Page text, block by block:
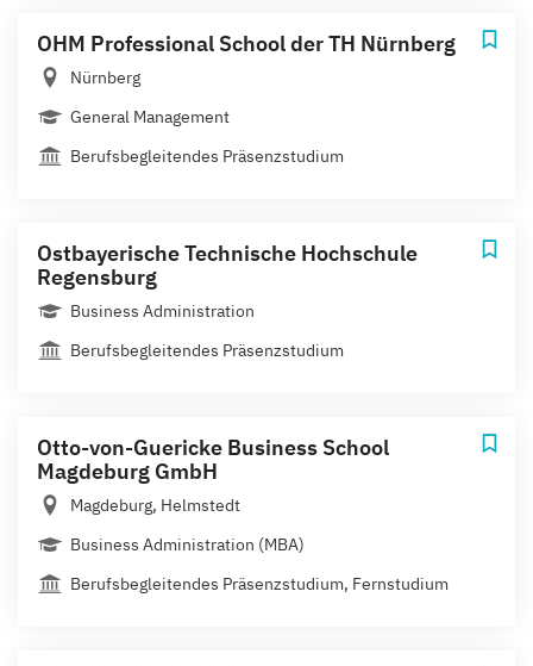
OHM Professional School der TH Nürnberg
Nürnberg
General Management
Berufsbegleitendes Präsenzstudium
Ostbayerische Technische Hochschule
Regensburg
Business Administration
Berufsbegleitendes Präsenzstudium
Otto-von-Guericke Business School
Magdeburg GmbH
Magdeburg, Helmstedt
Business Administration (MBA)
Berufsbegleitendes Präsenzstudium, Fernstudium